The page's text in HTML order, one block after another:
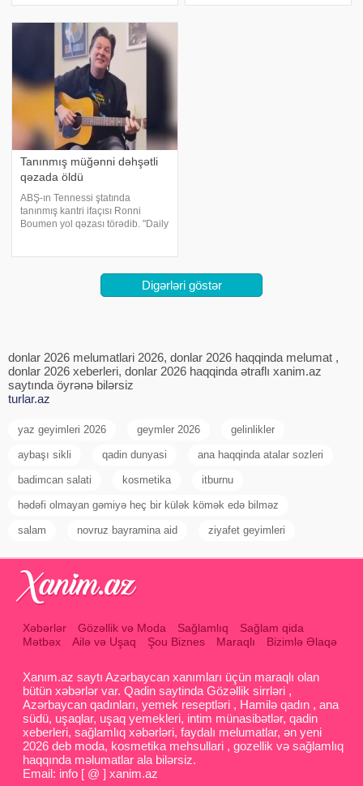
mövsümündə iddialı layihələrlə
çıxış etməyə hazırlaşdığını bildirib
Tanınmış müğənni dəhşətli
qəzada öldü
ABŞ-ın Tennessi ştatında
tanınmış kantri ifaçısı Ronni
Boumen yol qəzası törədib. "Daily
həyatını itirib. Hadisə martı
Digərləri göstər
donlar 2026 melumatlari 2026, donlar 2026 haqqinda melumat ,
donlar 2026 xeberleri, donlar 2026 haqqinda ətraflı xanim.az
saytında öyrənə bilərsiz
turlar.az
yaz geyimleri 2026 geymler 2026 gelinlikler
aybaşı sikli qadin dunyasi ana haqqinda atalar sozleri
badimcan salati kosmetika itburnu
hədəfi olmayan gəmiyə heç bir külək kömək edə bilməz
salam novruz bayramina aid ziyafet geyimleri
Xəbərlər Gözəllik və Moda Sağlamlıq
Sağlam qida
Mətbəx
Ailə və Uşaq Şou Biznes Maraqlı Bizimlə Əlaqə
Xanım.az saytı Azərbaycan xanımları üçün maraqlı olan
bütün xəbərlər var. Qadin saytinda Gözəllik sirrləri ,
Azərbaycan qadınları, yemek reseptləri , Hamilə qadın , ana
südü, uşaqlar, uşaq yemekleri, intim münasibətlər, qadin
xeberleri, sağlamlıq xəbərləri, faydalı melumatlar, ən yeni
2026 deb moda, kosmetika mehsullari , gozellik və sağlamlıq
haqqında məlumatlar ala bilərsiz.
Email: info [ @ ] xanim.az